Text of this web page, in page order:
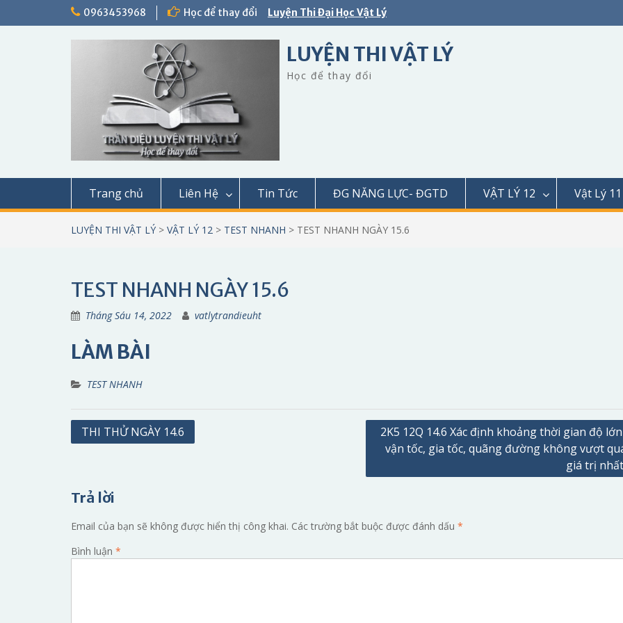
0963453968 Học để thay đổi Luyện Thi Đại Học Vật Lý
LUYỆN THI VẬT LÝ
Học để thay đổi
Trang chủ Liên Hệ Tin Tức ĐG NĂNG LỰC- ĐGTD VẬT LÝ 12 Vật Lý 11
LUYỆN THI VẬT LÝ > VẬT LÝ 12 > TEST NHANH > TEST NHANH NGÀY 15.6
TEST NHANH NGÀY 15.6
Tháng Sáu 14, 2022 vatlytrandieuht
LÀM BÀI
TEST NHANH
Điều
viết
THI THỬ NGÀY 14.6
2K5 12Q 14.6 Xác định khoảng thời gian độ
vận tốc, gia tốc, quãng đường không vượt
giá trị
Trả lời
Email của bạn sẽ không được hiển thị công khai. Các trường bắt buộc được đánh dấu *
Bình luận *